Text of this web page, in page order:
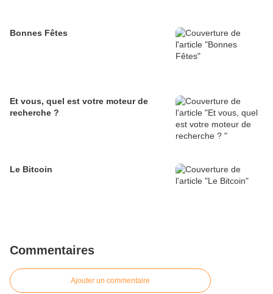
Bonnes Fêtes
Et vous, quel est votre moteur de
recherche ?
Le Bitcoin
Commentaires
Ajouter un commentaire